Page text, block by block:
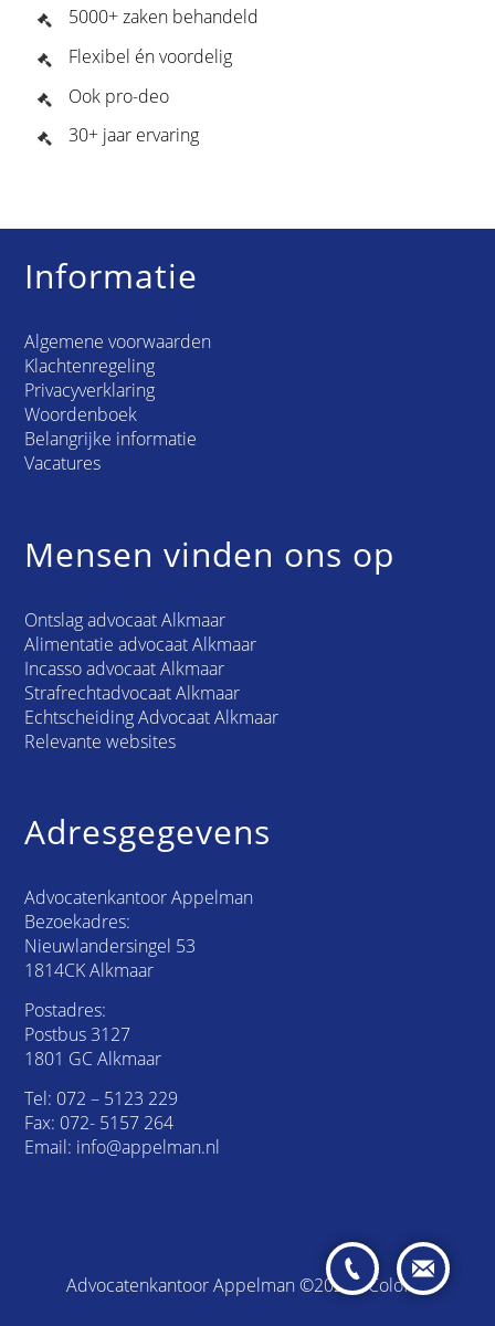
5000+ zaken behandeld
Flexibel én voordelig
Ook pro-deo
30+ jaar ervaring
Informatie
Algemene voorwaarden
Klachtenregeling
Privacyverklaring
Woordenboek
Belangrijke informatie
Vacatures
Mensen vinden ons op
Ontslag advocaat Alkmaar
Alimentatie advocaat Alkmaar
Incasso advocaat Alkmaar
Strafrechtadvocaat Alkmaar
Echtscheiding Advocaat Alkmaar
Relevante websites
Adresgegevens
Advocatenkantoor Appelman
Bezoekadres:
Nieuwlandersingel 53
1814CK Alkmaar
Postadres:
Postbus 3127
1801 GC Alkmaar
Tel: 072 – 5123 229
Fax: 072- 5157 264
Email: info@appelman.nl
Advocatenkantoor Appelman ©2026 /Colofon